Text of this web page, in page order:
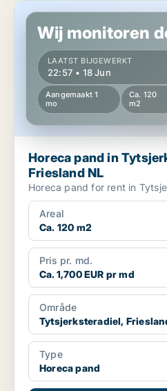
Horeca pand in Tytsjerksteradiel,
Wij monitoren
LAATST BIJGEWERKT
22:57 • 18 Jun
Aangemaakt 1
mo
Ca. 120
m2
Horeca pand in
Friesland NL
Horeca pand for rent in
Areal
Ca. 120 m2
Pris pr. md.
Ca. 1,700 EUR pr md
Område
Tytsjerksteradiel,
Type
Horeca pand